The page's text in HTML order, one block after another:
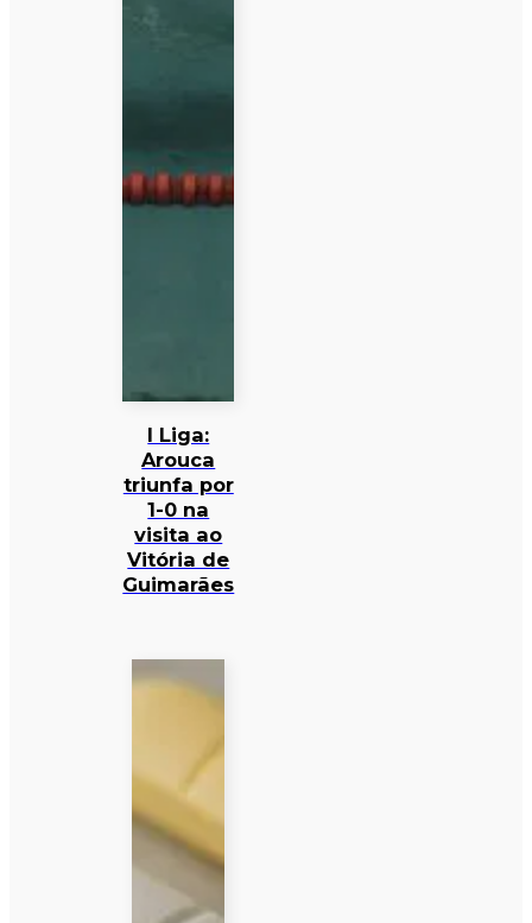
I Liga:
Arouca
triunfa por
1-0 na
visita ao
Vitória de
Guimarães